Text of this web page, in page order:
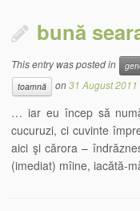
bună
This entry was posted in
toamnă
on31 August 2011
… iar eu încep să
cucuruzi, ci cuvinte
aici şi cărora –
(imediat) mîine, iacătă-